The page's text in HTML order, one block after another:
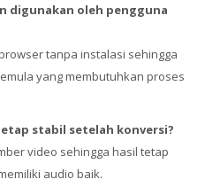
digunakan oleh pengguna
tanpa instalasi sehingga
yang membutuhkan proses
stabil setelah konversi?
video sehingga hasil tetap
audio baik.